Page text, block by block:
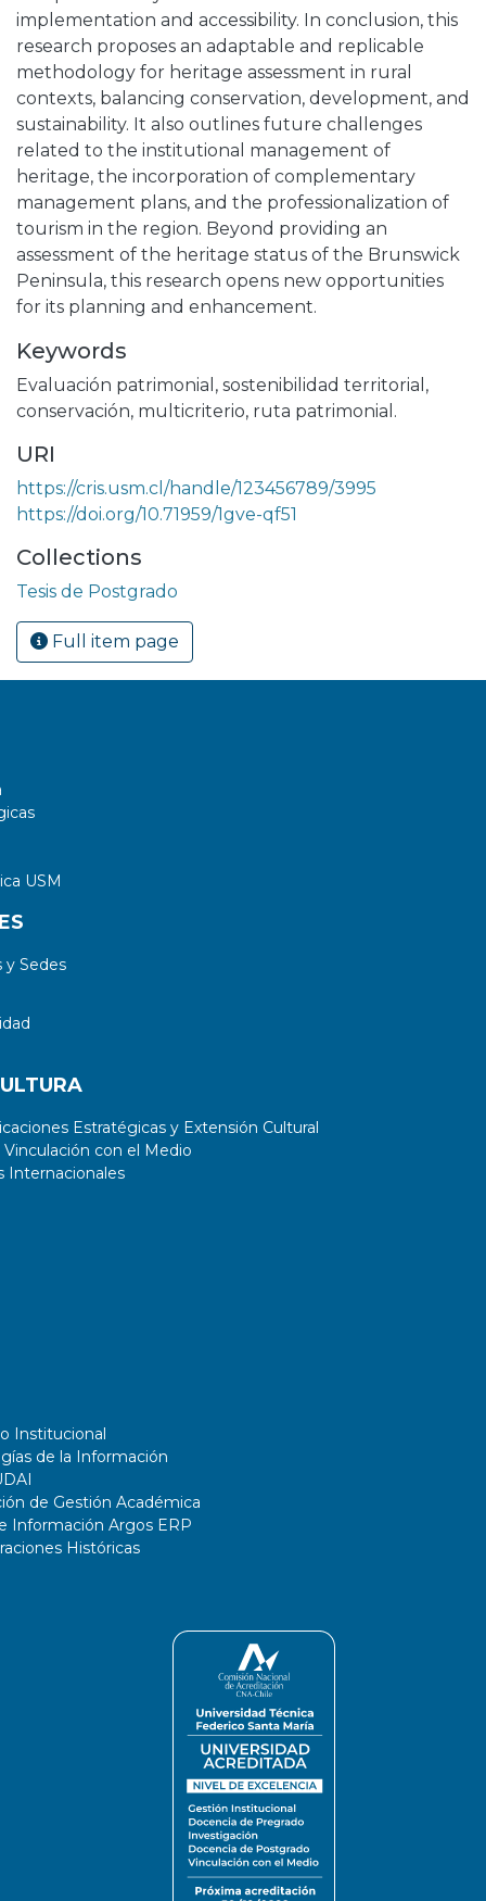
implementation and accessibility. In conclusion, this
research proposes an adaptable and replicable
methodology for heritage assessment in rural
contexts, balancing conservation, development, and
sustainability. It also outlines future challenges
related to the institutional management of
heritage, the incorporation of complementary
management plans, and the professionalization of
tourism in the region. Beyond providing an
assessment of the heritage status of the Brunswick
Peninsula, this research opens new opportunities
for its planning and enhancement.
Keywords
Evaluación patrimonial , sostenibilidad territorial ,
conservación, multicriterio, ruta patrimonial.
URI
https://cris.usm.cl/handle/123456789/3995
https://doi.org/10.71959/1gve-qf51
Collections
Tesis de Postgrado
Full item page
USM
Sedes
Estratégicas y Extensión Cultural
con el Medio
Internacionales
Institucional
de la Información
de Gestión Académica
Información Argos ERP
Históricas